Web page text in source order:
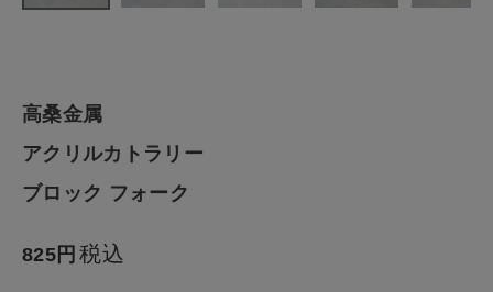
ファッション雑貨
ギフト
ブランド
高桑金属
アクリルカトラリー
ブロック フォーク
825 税込